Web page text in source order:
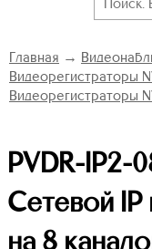
Главная →
Видеорегистраторы
Видеорегистраторы
PVDR-IP2-
Сетевой IP
на 8